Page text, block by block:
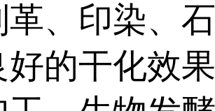
革、印染、
好的干化效